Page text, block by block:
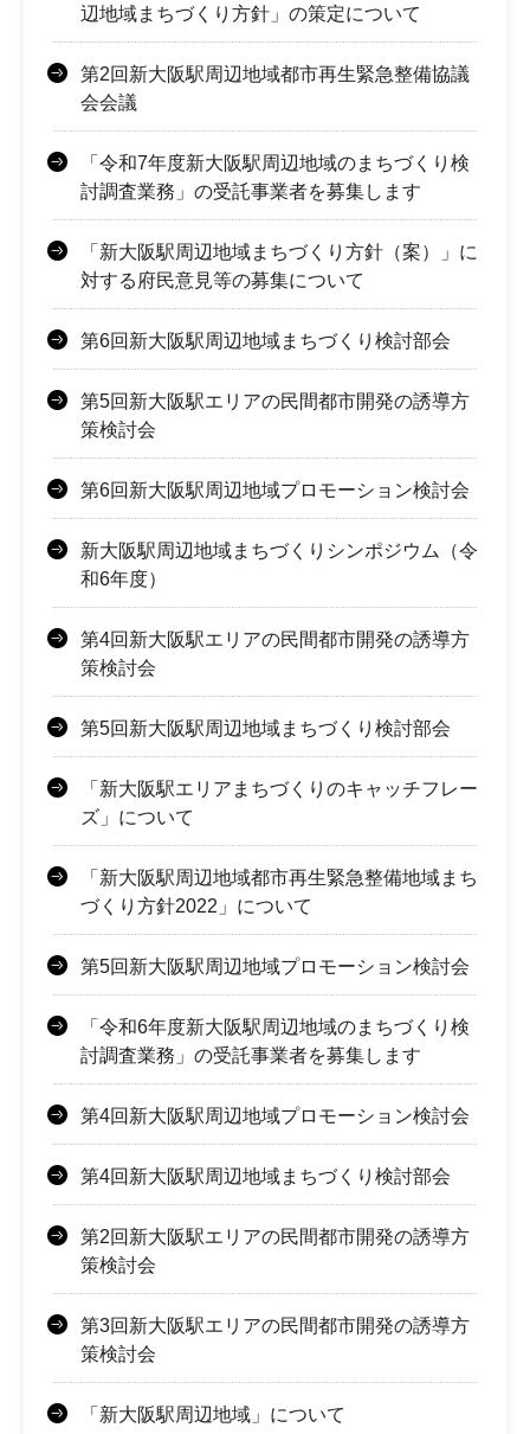
辺地域まちづくり方針」の策定について
第2回新大阪駅周辺地域都市再生緊急整備協議
会会議
「令和7年度新大阪駅周辺地域のまちづくり検
討調査業務」の受託事業者を募集します
「新大阪駅周辺地域まちづくり方針（案）」に
対する府民意見等の募集について
第6回新大阪駅周辺地域まちづくり検討部会
第5回新大阪駅エリアの民間都市開発の誘導方
策検討会
第6回新大阪駅周辺地域プロモーション検討会
新大阪駅周辺地域まちづくりシンポジウム（令
和6年度）
第4回新大阪駅エリアの民間都市開発の誘導方
策検討会
第5回新大阪駅周辺地域まちづくり検討部会
「新大阪駅エリアまちづくりのキャッチフレー
ズ」について
「新大阪駅周辺地域都市再生緊急整備地域まち
づくり方針2022」について
第5回新大阪駅周辺地域プロモーション検討会
「令和6年度新大阪駅周辺地域のまちづくり検
討調査業務」の受託事業者を募集します
第4回新大阪駅周辺地域プロモーション検討会
第4回新大阪駅周辺地域まちづくり検討部会
第2回新大阪駅エリアの民間都市開発の誘導方
策検討会
第3回新大阪駅エリアの民間都市開発の誘導方
策検討会
「新大阪駅周辺地域」について